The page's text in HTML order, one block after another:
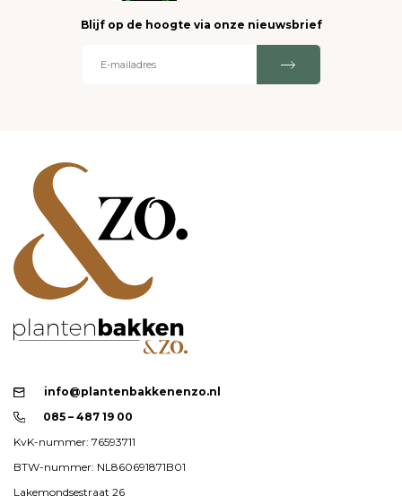
Blijf op de hoogte via onze nieuwsbrief
info@plantenbakkenenzo.nl
085 – 487 19 00
KvK-nummer: 76593711
BTW-nummer: NL860691871B01
Lakemondsestraat 26